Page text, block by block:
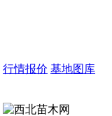
行情报价 基地图库